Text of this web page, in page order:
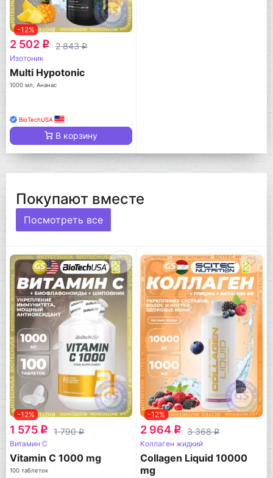
-12%
2 502 q 2 843q
Изотоник
Multi Hypotonic
1000 мл, Ананас
BioTechUSA
В корзину
Покупают вместе
Посмотреть все
-12%
1 575 q 1 790q
Витамин C
Vitamin C 1000 mg
100 таблеток
-12%
2 964 q 3 368q
Коллаген жидкий
Collagen Liquid 10000
mg